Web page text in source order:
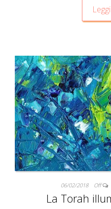
06/02/2018 Off
La Torah